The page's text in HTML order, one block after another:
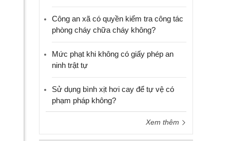
Công an xã có quyền kiểm tra công tác
phòng cháy chữa cháy không?
Mức phạt khi không có giấy phép an
ninh trật tự
Sử dụng bình xịt hơi cay để tự vệ có
phạm pháp không?
Xem thêm